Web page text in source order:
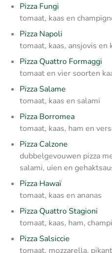
Pizza Fungi
tomaat, kaas en
Pizza Napoli
tomaat, kaas, ansjovis en
Pizza Quattro Formaggi
tomaat en vier soorten
Pizza Salame
tomaat, kaas en salami
Pizza Borromea
tomaat, kaas, ham en
Pizza Calzone
dubbelgevouwen pizza
salami, uien en
Pizza Hawaï
tomaat, kaas en ananas
Pizza Quattro Stagioni
tomaat, kaas, ham,
Pizza Salsiccie
tomaat, mozzarella,